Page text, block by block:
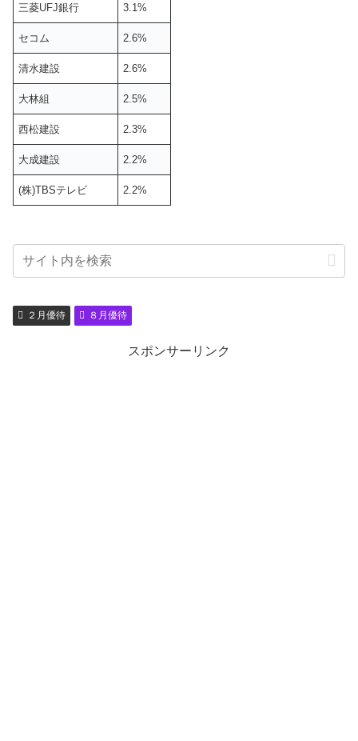
三菱UFJ銀行 3.1%
セコム 2.6%
清水建設 2.6%
大林組 2.5%
西松建設 2.3%
大成建設 2.2%
(株)TBSテレビ 2.2%
２月優待 ８月優待
スポンサーリンク